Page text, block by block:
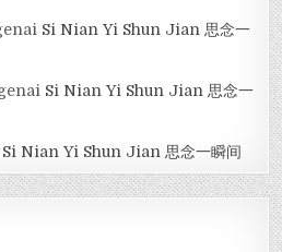
Si Nian Yi Shun Jian 思念一
Si Nian Yi Shun Jian 思念一
Si Nian Yi Shun Jian 思念一瞬间